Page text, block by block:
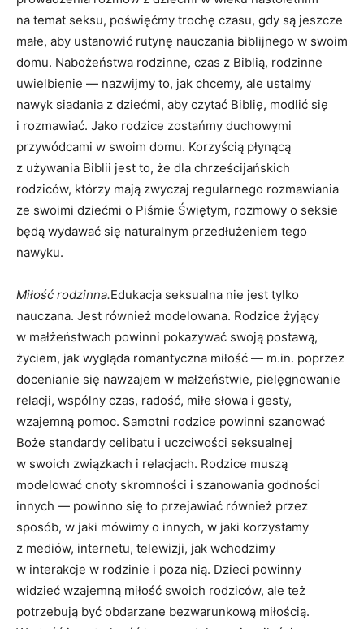
na temat seksu, poświęćmy trochę czasu, gdy są jeszcze
małe, aby ustanowić rutynę nauczania biblijnego w swoim
domu. Nabożeństwa rodzinne, czas z Biblią, rodzinne
uwielbienie — nazwijmy to, jak chcemy, ale ustalmy
nawyk siadania z dziećmi, aby czytać Biblię, modlić się
i rozmawiać. Jako rodzice zostańmy duchowymi
przywódcami w swoim domu. Korzyścią płynącą
z używania Biblii jest to, że dla chrześcijańskich
rodziców, którzy mają zwyczaj regularnego rozmawiania
ze swoimi dziećmi o Piśmie Świętym, rozmowy o seksie
będą wydawać się naturalnym przedłużeniem tego
nawyku.
Miłość rodzinna.Edukacja seksualna nie jest tylko
nauczana. Jest również modelowana. Rodzice żyjący
w małżeństwach powinni pokazywać swoją postawą,
życiem, jak wygląda romantyczna miłość — m.in. poprzez
docenianie się nawzajem w małżeństwie, pielęgnowanie
relacji, wspólny czas, radość, miłe słowa i gesty,
wzajemną pomoc. Samotni rodzice powinni szanować
Boże standardy celibatu i uczciwości seksualnej
w swoich związkach i relacjach. Rodzice muszą
modelować cnoty skromności i szanowania godności
innych — powinno się to przejawiać również przez
sposób, w jaki mówimy o innych, w jaki korzystamy
z mediów, internetu, telewizji, jak wchodzimy
w interakcje w rodzinie i poza nią. Dzieci powinny
widzieć wzajemną miłość swoich rodziców, ale też
potrzebują być obdarzane bezwarunkową miłością.